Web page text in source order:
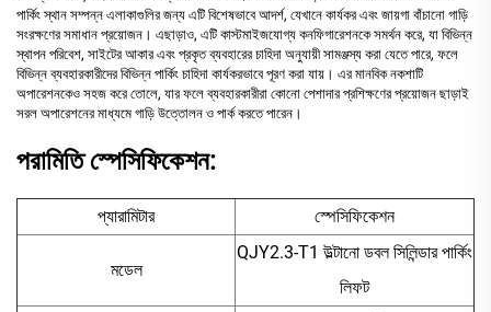
পার্কিং স্থান সম্পন্ন এলাকাগুলির জন্য এটি বিশেষভাবে আদর্শ, যেখানে কার্যকর এবং জায়গা বাঁচানো গাড়ি
সংরক্ষণের সমাধান প্রয়োজন। এছাড়াও, এটি কাস্টমাইজযোগ্য কনফিগারেশনকে সমর্থন করে, যা বিভিন্ন
স্থাপন পরিবেশ, সাইটের আকার এবং প্রকৃত ব্যবহারের চাহিদা অনুযায়ী সামঞ্জস্য করা যেতে পারে, ফলে
বিভিন্ন ব্যবহারকারীদের বিভিন্ন পার্কিং চাহিদা কার্যকরভাবে পূরণ করা যায়। এর মানবিক নকশাটি
অপারেশনকেও সহজ করে তোলে, যার ফলে ব্যবহারকারীরা কোনো পেশাদার প্রশিক্ষণের প্রয়োজন ছাড়াই
সরল অপারেশনের মাধ্যমে গাড়ি উত্তোলন ও পার্ক করতে পারেন।
পরামিতি স্পেসিফিকেশন:
প্যারামিটার স্পেসিফিকেশন
মডেল
QJY2.3-T1 উল্টানো ডবল সিলিন্ডার পার্কিং
লিফট